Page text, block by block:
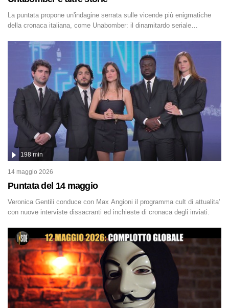
La puntata propone un'indagine serrata sulle vicende più enigmatiche
della cronaca italiana, come Unabomber: il dinamitardo seriale
inquietantemente, potrebbe essere ancora in libertà. Lo speciale affronta
inoltre le zone d'ombra sul Mostro di Firenze, le cui responsabilità
appaiono ancora oggi avvolte in un groviglio di dubbi mai chiariti. Nel
corso dello speciale anche l'intervista inedita a Olindo Romano,
realizzata ne...
Puntata del 14 maggio
198 min
14 maggio 2026
Veronica Gentili conduce con Max Angioni il programma cult di attualita'
con nuove interviste dissacranti ed inchieste di cronaca degli inviati.